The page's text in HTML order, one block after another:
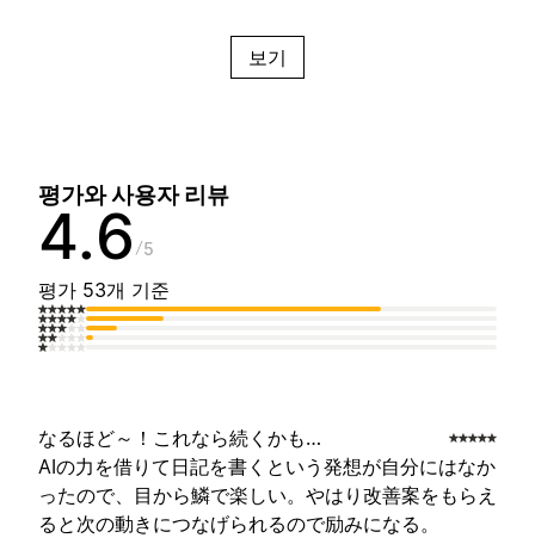
보기
평가와 사용자 리뷰
4.6 5
평가 53개 기준
なるほど～！これなら続くかも…
AIの力を借りて日記を書くという発想が自分にはなか
ったので、目から鱗で楽しい。やはり改善案をもらえ
ると次の動きにつなげられるので励みになる。